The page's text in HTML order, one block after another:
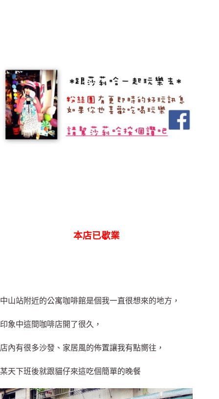
本店已歇業
中山站附近的公寓咖啡館是個我一直很想來的地方，
印象中這間咖啡店開了很久，
店內有很多沙發、家居風的佈置讓我有點嚮往，
某天下班後就跟貓仔來這吃個簡單的晚餐